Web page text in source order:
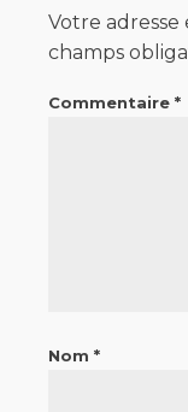
Votre adresse
champs
Commentaire *
Nom *